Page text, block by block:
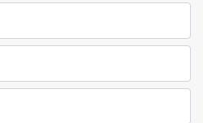
entraremos em contato.